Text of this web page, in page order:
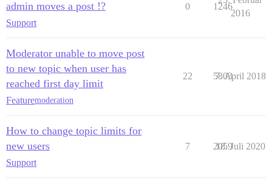
admin moves a post !?
Support
0 1246
2016
Moderator unable to move post
to new topic when user has
reached first day limit
Featuremoderation
22 5803
7. April 2018
How to change topic limits for
new users
Support
7 2059
18. Juli 2020